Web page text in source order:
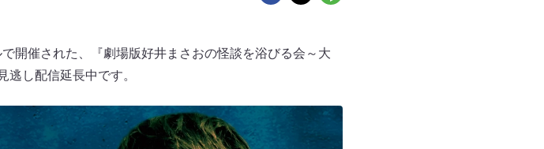
開催された、『劇場版好井まさおの怪談を浴びる会～大
し配信延長中です。